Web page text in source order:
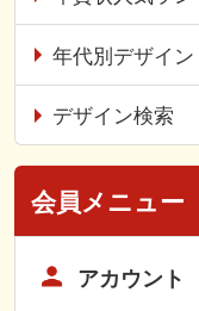
年代別デザイン
デザイン検索
会員メニュー
アカウント